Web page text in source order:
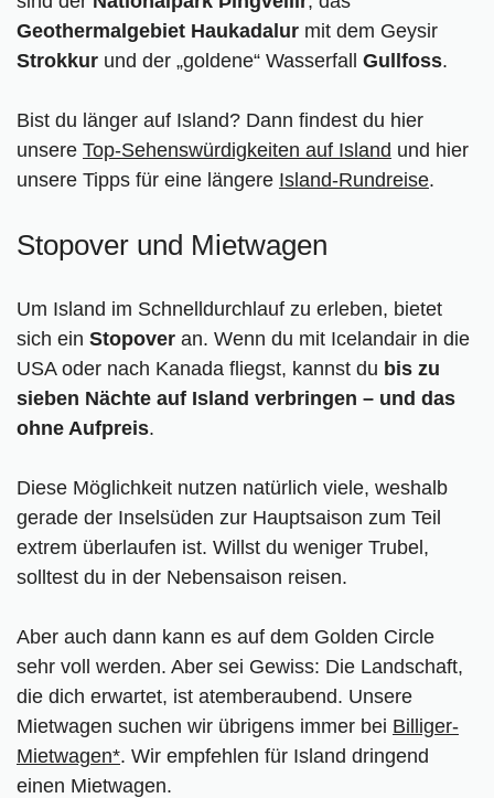
Geothermalgebiet Haukadalur mit dem Geysir
Strokkur und der „goldene“ Wasserfall Gullfoss.
Bist du länger auf Island? Dann findest du hier
unsere Top-Sehenswürdigkeiten auf Island und hier
unsere Tipps für eine längere Island-Rundreise.
Stopover und Mietwagen
Um Island im Schnelldurchlauf zu erleben, bietet
sich ein Stopover an. Wenn du mit Icelandair in die
USA oder nach Kanada fliegst, kannst du bis zu
sieben Nächte auf Island verbringen – und das
ohne Aufpreis.
Diese Möglichkeit nutzen natürlich viele, weshalb
gerade der Inselsüden zur Hauptsaison zum Teil
extrem überlaufen ist. Willst du weniger Trubel,
solltest du in der Nebensaison reisen.
Aber auch dann kann es auf dem Golden Circle
sehr voll werden. Aber sei Gewiss: Die Landschaft,
die dich erwartet, ist atemberaubend. Unsere
Mietwagen suchen wir übrigens immer bei Billiger-
Mietwagen*. Wir empfehlen für Island dringend
einen Mietwagen.